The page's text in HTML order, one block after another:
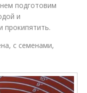
подготовим
и
прокипятить.
с семенами,